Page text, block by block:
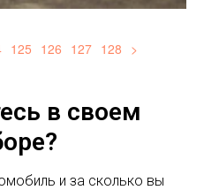
125 126 127 128 >
в своем
и за сколько вы